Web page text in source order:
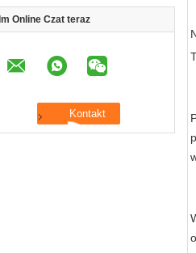
Im Online Czat teraz